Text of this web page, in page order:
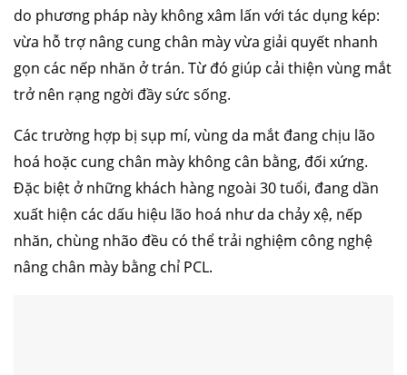
do phương pháp này không xâm lấn với tác dụng kép:
vừa hỗ trợ nâng cung chân mày vừa giải quyết nhanh
gọn các nếp nhăn ở trán. Từ đó giúp cải thiện vùng mắt
trở nên rạng ngời đầy sức sống.
Các trường hợp bị sụp mí, vùng da mắt đang chịu lão
hoá hoặc cung chân mày không cân bằng, đối xứng.
Đặc biệt ở những khách hàng ngoài 30 tuổi, đang dần
xuất hiện các dấu hiệu lão hoá như da chảy xệ, nếp
nhăn, chùng nhão đều có thể trải nghiệm công nghệ
nâng chân mày bằng chỉ PCL.